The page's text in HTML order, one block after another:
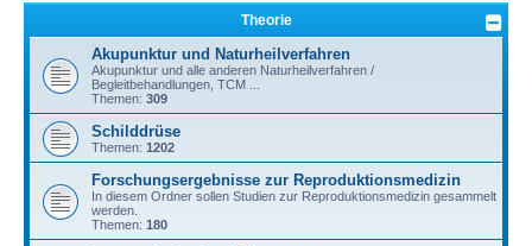
Theorie
Akupunktur und Naturheilverfahren
Akupunktur und alle anderen Naturheilverfahren /
Begleitbehandlungen, TCM ...
Themen: 309
Schilddrüse
Themen: 1202
Forschungsergebnisse zur Reproduktionsmedizin
In diesem Ordner sollen Studien zur Reproduktionsmedizin gesammelt
werden.
Themen: 180